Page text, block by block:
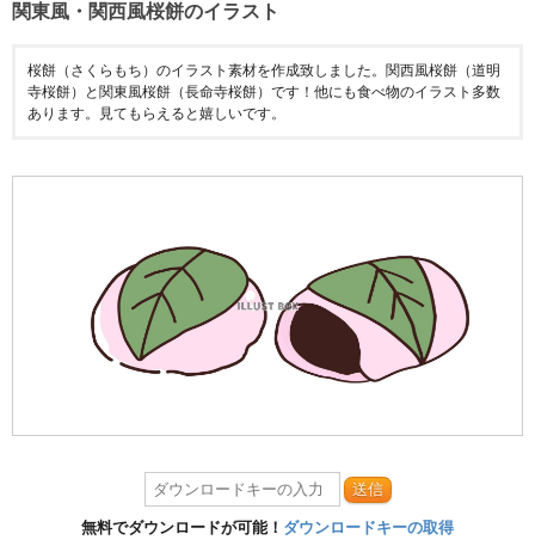
関東風・関西風桜餅のイラスト
桜餅（さくらもち）のイラスト素材を作成致しました。関西風桜餅（道明
寺桜餅）と関東風桜餅（長命寺桜餅）です！他にも食べ物のイラスト多数
あります。見てもらえると嬉しいです。
送信
無料でダウンロードが可能！ ダウンロードキーの取得